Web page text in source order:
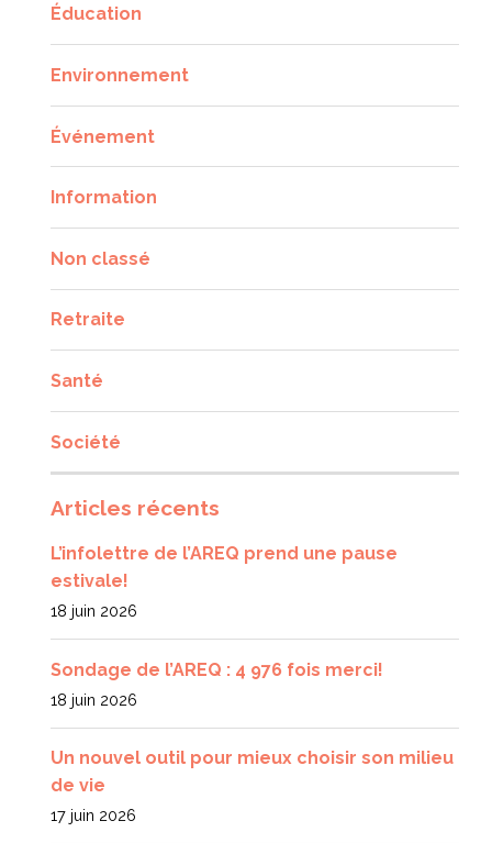
Éducation
Environnement
Événement
Information
Non classé
Retraite
Santé
Société
Articles récents
L’infolettre de l’AREQ prend une pause
estivale!
18 juin 2026
Sondage de l’AREQ : 4 976 fois merci!
18 juin 2026
Un nouvel outil pour mieux choisir son milieu
de vie
17 juin 2026